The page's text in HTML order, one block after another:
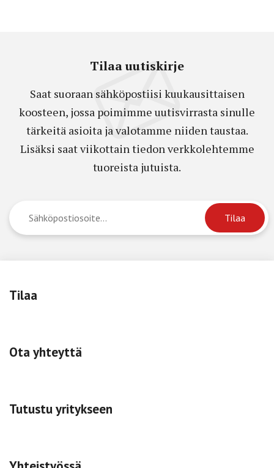
Tilaa uutiskirje
Saat suoraan sähköpostiisi kuukausittaisen
koosteen, jossa poimimme uutisvirrasta sinulle
tärkeitä asioita ja valotamme niiden taustaa.
Lisäksi saat viikottain tiedon verkkolehtemme
tuoreista jutuista.
Tilaa
Ota yhteyttä
Tutustu yritykseen